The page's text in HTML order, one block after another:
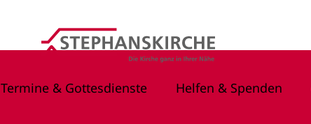
Termine & Gottesdienste Helfen & Spenden